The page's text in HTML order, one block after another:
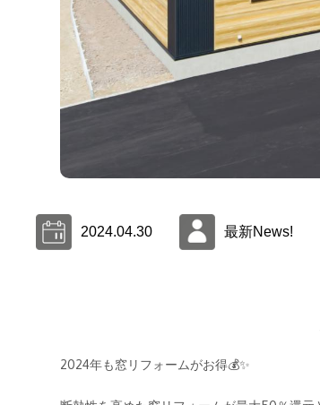
2024.04.30 最新News!